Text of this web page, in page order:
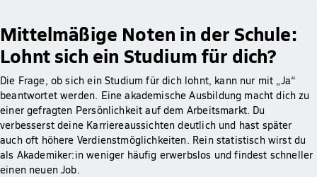
Mittelmäßige Noten in der Schule:
Lohnt sich ein Studium für dich?
Die Frage, ob sich ein Studium für dich lohnt, kann nur mit „Ja“
beantwortet werden. Eine akademische Ausbildung macht dich zu
einer gefragten Persönlichkeit auf dem Arbeitsmarkt. Du
verbesserst deine Karriereaussichten deutlich und hast später
auch oft höhere Verdienstmöglichkeiten. Rein statistisch wirst du
als Akademiker:in weniger häufig erwerbslos und findest schneller
einen neuen Job.